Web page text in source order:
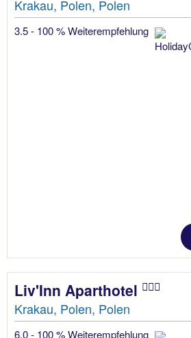
Krakau, Polen, Polen
3.5 - 100 % Weiterempfehlung
Liv'Inn Aparthotel
Krakau, Polen, Polen
6.0 - 100 % Weiterempfehlung